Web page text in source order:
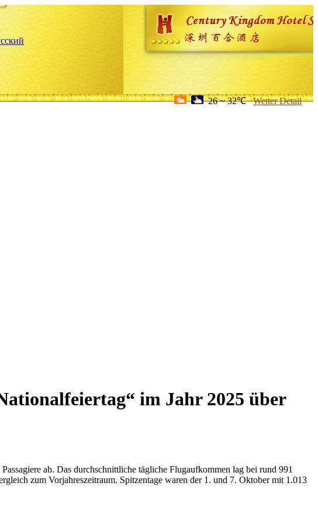
26 ~ 32℃ Wetter Detail
im Jahr 2025 über
ab. Das durchschnittliche tägliche Flugaufkommen lag bei rund 991
zum Vorjahreszeitraum. Spitzentage waren der 1. und 7. Oktober mit 1.013